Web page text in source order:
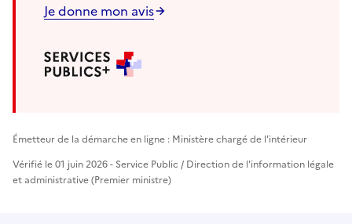
Je donne mon avis
Émetteur de la démarche en ligne : Ministère chargé de l'intérieur
Vérifié le 01 juin 2026 - Service Public / Direction de l'information légale
et administrative (Premier ministre)